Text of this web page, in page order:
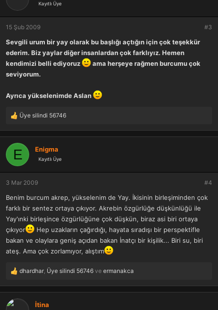
l
e
r
Kayıtlı Üye
15 Şub 2009 #3
Sevgili urum bir yay olarak bu başlığı açtığın için çok teşekkür
ederim. Biz yaylar diğer insanlardan çok farklıyız. Hemen
kendimizi belli ediyoruz
ama herşeye rağmen burcumu çok
seviyorum.
Ayrıca yükselenimde Aslan
T
p
k
l
e
Üye silindi 56746
E Enigma
Kayıtlı Üye
3 Mar 2009 #4
Benim burcum akrep, yükselenim de Yay. İkisinin birleşiminden çok
farklı bir sentez ortaya çıkıyor. Akrebin özgürlüğe düşkünlüğü ile
Yay'ınki birleşince özgürlüğüne çok düşkün, biraz asi biri ortaya
çıkıyor
Hep uzakların çağırdığı, hayata sıradışı bir perspektifle
bakan ve olaylara geniş açıdan bakan İnatçı bir kişilik... Biri su, biri
ateş. Ama çok zorlamıyor, alıştım
T
p
k
dhardhar, Üye silindi 56746 ve ermanakca
İtina